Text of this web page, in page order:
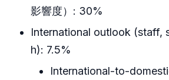
影響度）: 30%
International outlook (staff,
h): 7.5%
International-to-